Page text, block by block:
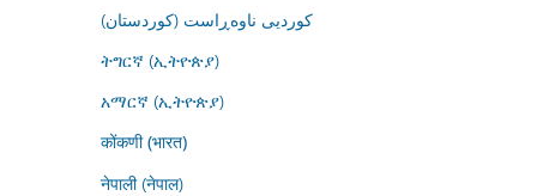
کوردیی ناوەڕاست (کوردستان)
ትግርኛ (ኢትዮጵያ)
አማርኛ (ኢትዮጵያ)
कोंकणी (भारत)
नेपाली (नेपाल)